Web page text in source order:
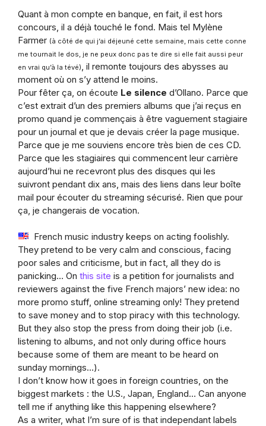
Quant à mon compte en banque, en fait, il est hors
concours, il a déjà touché le fond. Mais tel Mylène
Farmer (à côté de qui j’ai déjeuné cette semaine, mais cette conne
me tournait le dos, je ne peux donc pas te dire si elle fait aussi peur
en vrai qu’à la tévé)
, il remonte toujours des abysses au
moment où on s’y attend le moins.
Pour fêter ça, on écoute Le silence d’Ollano. Parce que
c’est extrait d’un des premiers albums que j’ai reçus en
promo quand je commençais à être vaguement stagiaire
pour un journal et que je devais créer la page musique.
Parce que je me souviens encore très bien de ces CD.
Parce que les stagiaires qui commencent leur carrière
aujourd’hui ne recevront plus des disques qui les
suivront pendant dix ans, mais des liens dans leur boîte
mail pour écouter du streaming sécurisé. Rien que pour
ça, je changerais de vocation.
French music industry keeps on acting foolishly.
They pretend to be very calm and conscious, facing
poor sales and criticisme, but in fact, all they do is
panicking… On this site is a petition for journalists and
reviewers against the five French majors’ new idea: no
more promo stuff, online streaming only! They pretend
to save money and to stop piracy with this technology.
But they also stop the press from doing their job (i.e.
listening to albums, and not only during office hours
because some of them are meant to be heard on
sunday mornings…).
I don’t know how it goes in foreign countries, on the
biggest markets : the U.S., Japan, England… Can anyone
tell me if anything like this happening elsewhere?
As a writer, what I’m sure of is that independant labels